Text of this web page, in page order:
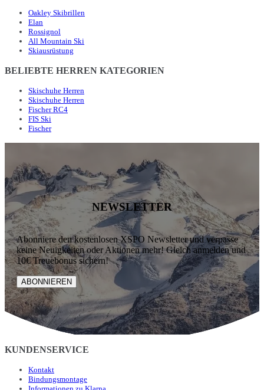
Oakley Skibrillen
Elan
Rossignol
All Mountain Ski
Skiausrüstung
BELIEBTE HERREN KATEGORIEN
Skischuhe Herren
Skischuhe Herren
Fischer RC4
FIS Ski
Fischer
NEWSLETTER
Abonniere den kostenlosen XSPO Newsletter und verpasse
keine Neuigkeiten oder Aktionen mehr! Gleich anmelden und
10€ Treuebonus sichern!
ABONNIEREN
KUNDENSERVICE
Kontakt
Bindungsmontage